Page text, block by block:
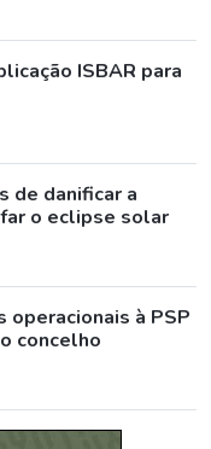
ISBAR para
de danificar a
o eclipse solar
operacionais à PSP
concelho